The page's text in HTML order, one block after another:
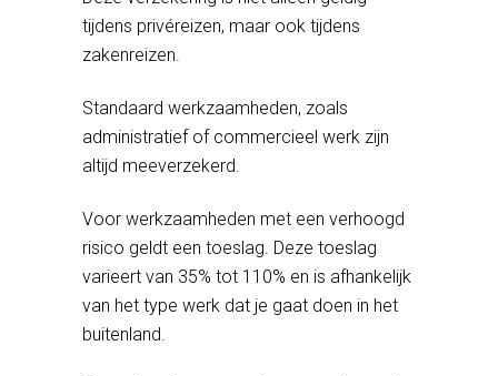
tijdens privéreizen, maar ook tijdens
zakenreizen.
Standaard werkzaamheden, zoals
administratief of commercieel werk zijn
altijd meeverzekerd.
Voor werkzaamheden met een verhoogd
risico geldt een toeslag. Deze toeslag
varieert van 35% tot 110% en is afhankelijk
van het type werk dat je gaat doen in het
buitenland.